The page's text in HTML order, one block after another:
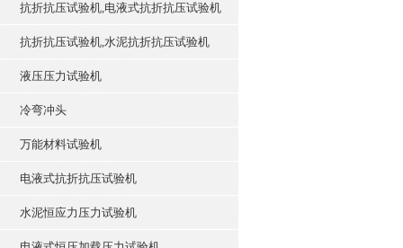
抗折抗压试验机,电液式抗折抗压试验机
抗折抗压试验机,水泥抗折抗压试验机
液压压力试验机
冷弯冲头
万能材料试验机
电液式抗折抗压试验机
水泥恒应力压力试验机